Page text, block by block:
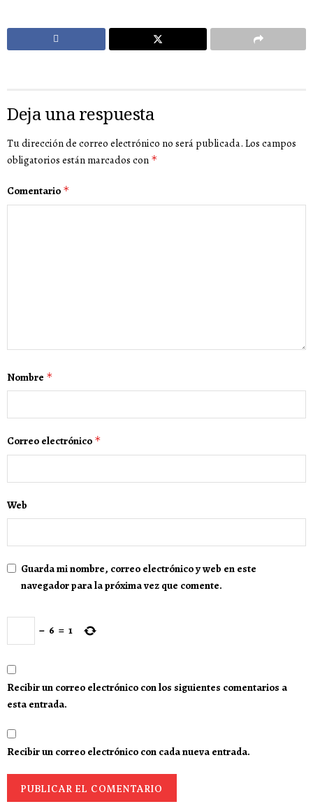
Deja una respuesta
Tu dirección de correo electrónico no será publicada. Los campos
obligatorios están marcados con *
Comentario *
Nombre *
Correo electrónico *
Web
Guarda mi nombre, correo electrónico y web en este
navegador para la próxima vez que comente.
− 6 = 1
Recibir un correo electrónico con los siguientes comentarios a
esta entrada.
Recibir un correo electrónico con cada nueva entrada.